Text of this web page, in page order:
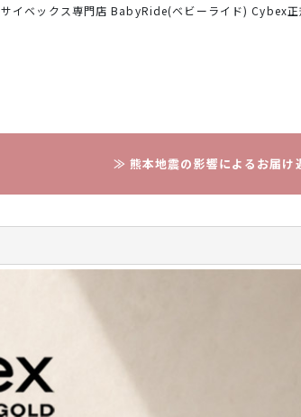
サイベックス専門店 BabyRide(ベビーライド) Cybex正
≫ 熊本地震の影響によるお届け